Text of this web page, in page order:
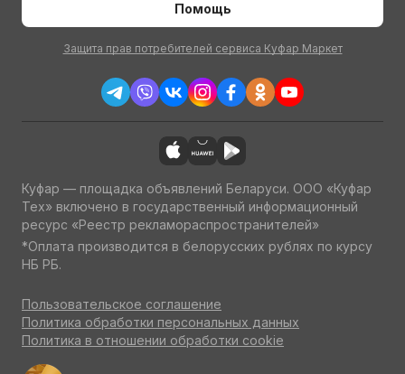
Помощь
Защита прав потребителей сервиса Куфар Маркет
Куфар — площадка объявлений Беларуси. ООО «Куфар
Тех» включено в государственный информационный
ресурс «Реестр рекламораспространителей»
*Оплата производится в белорусских рублях по курсу
НБ РБ.
Пользовательское соглашение
Политика обработки персональных данных
Политика в отношении обработки cookie